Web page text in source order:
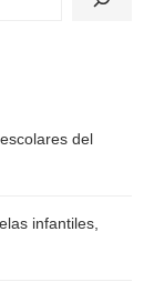
del
infantiles,